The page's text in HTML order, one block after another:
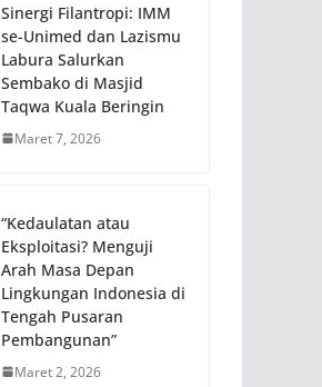
Sinergi Filantropi: IMM
se-Unimed dan Lazismu
Labura Salurkan
Sembako di Masjid
Taqwa Kuala Beringin
Maret 7, 2026
“Kedaulatan atau
Eksploitasi? Menguji
Arah Masa Depan
Lingkungan Indonesia di
Tengah Pusaran
Pembangunan”
Maret 2, 2026